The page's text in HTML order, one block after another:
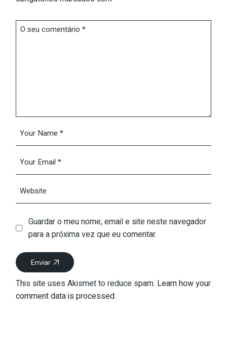
Guardar o meu nome, email e site neste navegador
para a próxima vez que eu comentar.
Enviar
This site uses Akismet to reduce spam. Learn how your
comment data is processed.